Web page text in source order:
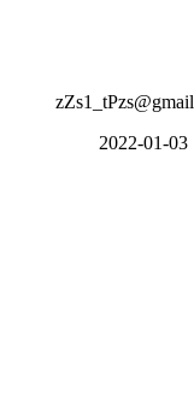
2022-01-03